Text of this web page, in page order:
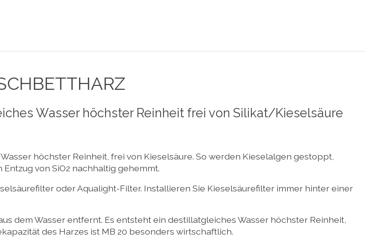
Wasser höchster Reinheit frei von Silikat/Kieselsäure
höchster Reinheit, frei von Kieselsäure. So werden Kieselalgen gestoppt,
von SiO2 nachhaltig gehemmt.
oder Aqualight-Filter. Installieren Sie Kieselsäurefilter immer hinter einer
dem Wasser entfernt. Es entsteht ein destillatgleiches Wasser höchster Reinheit,
des Harzes ist MB 20 besonders wirtschaftlich.